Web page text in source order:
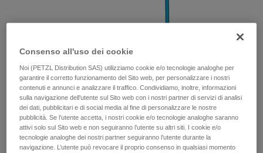
Nodo di Bunny(per equilibrare gli ancoraggi)
Consenso all'uso dei cookie
Noi (PETZL Distribution SAS) utilizziamo cookie e/o tecnologie analoghe per
garantire il corretto funzionamento del Sito web, per personalizzare i nostri
contenuti e annunci e analizzare il traffico. Condividiamo, inoltre, informazioni
sulla navigazione dell’utente sul Sito web con i nostri partner di servizi di analisi
dei dati, pubblicitari e di social media al fine di personalizzare le nostre
pubblicità. Se l’utente accetta, i nostri cookie e/o tecnologie analoghe saranno
attivi solo sul Sito web e non seguiranno l’utente su altri siti. I cookie e/o
tecnologie analoghe dei nostri partner seguiranno l’utente durante la
navigazione. L’utente può revocare il proprio consenso in qualsiasi momento